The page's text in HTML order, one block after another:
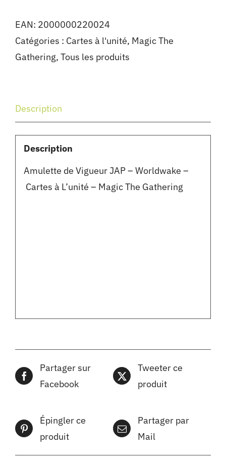
EAN: 2000000220024
Catégories : Cartes à l'unité, Magic The
Gathering, Tous les produits
Description
Description
Amulette de Vigueur JAP – Worldwake –
Cartes à L’unité – Magic The Gathering
Partager sur
Facebook
Tweeter ce
produit
Épingler ce
produit
Partager par
Mail